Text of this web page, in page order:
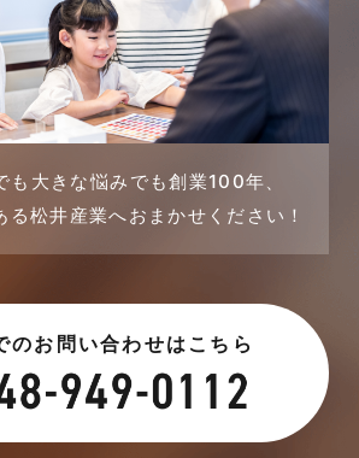
工事例
事例
も大きな悩みでも創業100年、
る松井産業へおまかせください！
のお問い合わせはこちら